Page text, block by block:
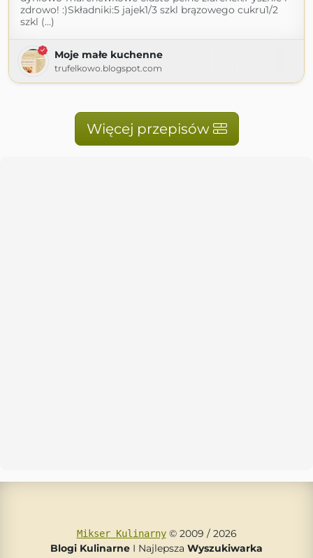
zdrowo! :)Składniki:5 jajek1/3 szkl brązowego cukru1/2
szkl (...)
Moje małe kuchenne
trufelkowo.blogspot.com
Więcej przepisów
Mikser Kulinarny© 2009 / 2026
Blogi Kulinarne I Najlepsza Wyszukiwarka